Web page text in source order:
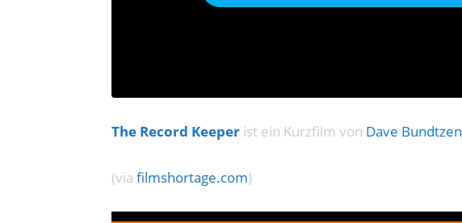
The Record Keeper ist ein Kurzfilm von Dave Bundtzen
(via filmshortage.com)